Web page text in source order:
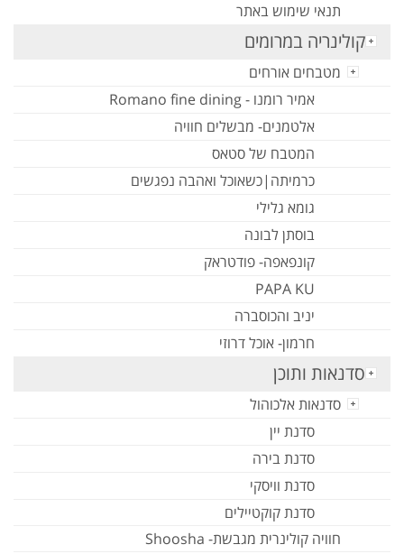
תנאי שימוש באתר
קולינריה במרומים
מטבחים אורחים
אמיר רומנו - Romano fine dining
אלטמנים- מבשלים חוויה
המטבח של סטאס
כרמיתה|כשאוכל ואהבה נפגשים
גומא גלילי
בוסתן לבונה
קונפאפה- פודטראק
PAPA KU
יניב והכוסברה
חרמון- אוכל דרוזי
סדנאות ותוכן
סדנאות אלכוהול
סדנת יין
סדנת בירה
סדנת וויסקי
סדנת קוקטיילים
חוויה קולינרית מגבשת- Shoosha